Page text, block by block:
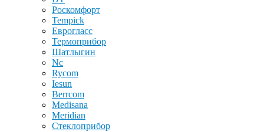
Роскомфорт
Tempick
Еврогласс
Термоприбор
Шатлыгин
Nc
Rycom
Iesun
Berrcom
Medisana
Meridian
Стеклоприбор